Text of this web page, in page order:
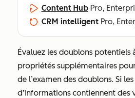
Content Hub Pro,
CRM intelligent Pro,
Évaluez les doublons potentiels
propriétés supplémentaires
de l’examen des doublons. Si
d’informations contiennent des